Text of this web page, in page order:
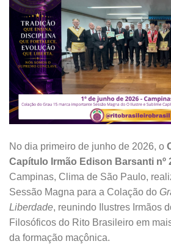
No dia primeiro de junho de 2026, o
Capítulo Irmão Edison Barsanti nº
Campinas, Clima de São Paulo,
Sessão Magna para a Colação do
Liberdade, reunindo Ilustres Irmãos
Filosóficos do Rito Brasileiro em
da formação maçônica.